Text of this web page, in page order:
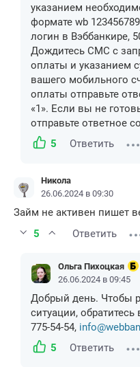
указанием
формате wb
логин в Вэббанкире,
Дождитесь СМС с
оплаты и указанием
вашего мобильного
оплаты отправьте
«1». Если вы не
отправьте ответное
5
Ответить
Никола
26.06.2024 в 09:30
Займ не активен пишет
5
Ответить
Ольга Пихоцкая
26.06.2024 в 09:45
Добрый день. Чтобы
ситуации,
775-54-54,
5
Ответить